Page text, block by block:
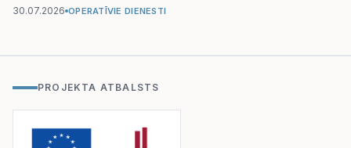
30.07.2026 OPERATĪVIE DIENESTI
PROJEKTA ATBALSTS